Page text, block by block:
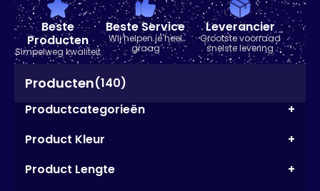
Beste
Producten
Simpelweg kwaliteit
Beste Service
Wij helpen je heel
graag
Leverancier
Grootste voorraad
snelste levering
Producten(140)
Productcategorieën
+
Product Kleur
+
Product Lengte
+